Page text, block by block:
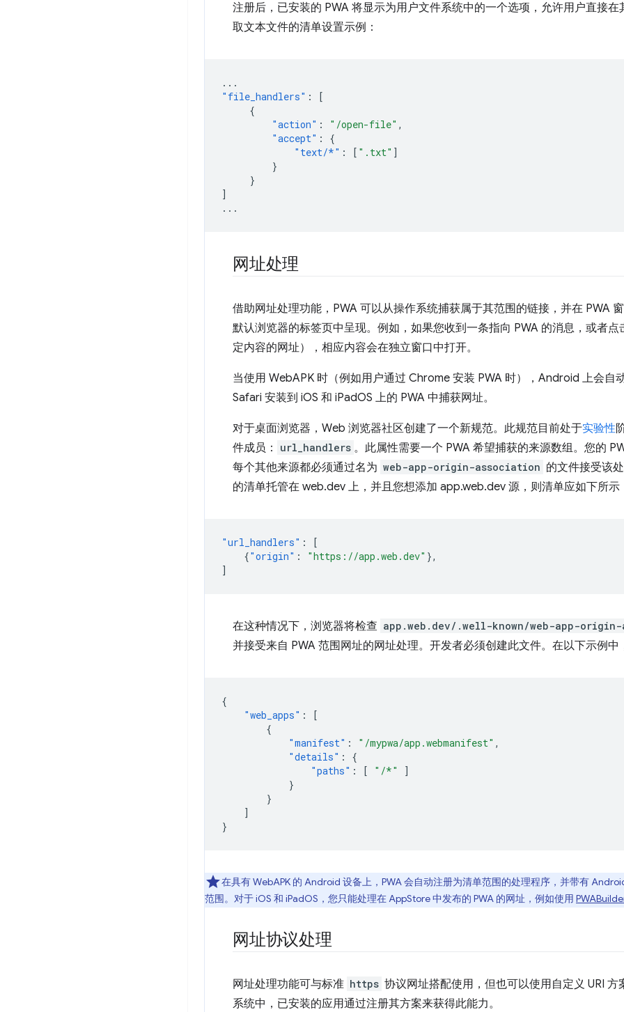
注册后，已安装的 PWA 将显示为用户文件系统中的一个选项，允许用户直接
取文本文件的清单设置示例：
...
"file_handlers" :
[
{
"action" : "/open-file" ,
"accept" :
{
"text/*" : [ ".txt" ]
}
}
]
...
网址处理
借助网址处理功能，PWA 可以从操作系统捕获属于其范围的链接，并在 PWA
默认浏览器的标签页中呈现。例如，如果您收到一条指向 PWA 的消息，或者
定内容的网址），相应内容会在独立窗口中打开。
当使用 WebAPK 时（例如用户通过 Chrome 安装 PWA 时），Android 上会自
Safari 安装到 iOS 和 iPadOS 上的 PWA 中捕获网址。
对于桌面浏览器，Web 浏览器社区创建了一个新规范。此规范目前处于实验性
件成员：
url_handlers 。此属性需要一个 PWA 希望捕获的来源数组。您的
每个其他来源都必须通过名为 web-app-origin-association 的文件接受该
的清单托管在 web.dev 上，并且您想添加 app.web.dev 源，则清单应如下所示
"url_handlers" :
[
{"origin" : "https://app.web.dev" },
]
在这种情况下，浏览器将检查 app.web.dev/.well-known/web-app-
并接受来自 PWA 范围网址的网址处理。开发者必须创建此文件。在以下示例中
{
"web_apps" :
[
{
"manifest" : "/mypwa/app.webmanifest" ,
"details" :
{
"paths" : [ "/*"
]
}
}
]
}
在具有 WebAPK 的 Android 设备上，PWA 会自动注册为清单范围的处理程序，并带有
范围。对于 iOS 和 iPadOS，您只能处理在 AppStore 中发布的 PWA 的网址，例如使用
网址协议处理
网址处理功能可与标准 https 协议网址搭配使用，但也可以使用自定义 URI 方
系统中，已安装的应用通过注册其方案来获得此能力。